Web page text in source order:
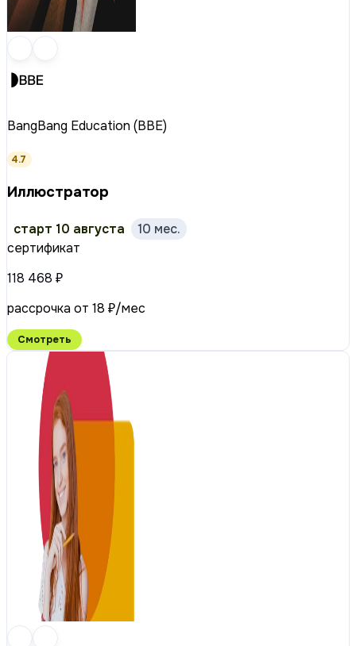
BangBang Education (BBE)
4.7
Иллюстратор
старт 10 августа
10 мес.
сертификат
118 468 ₽
рассрочка от 18 ₽/мес
Смотреть